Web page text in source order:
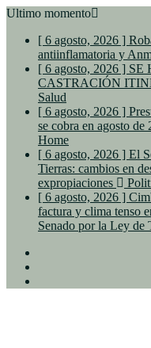
Ultimo momento
[ 6 agosto, 2026 ]
antiinflamatoria y
[ 6 agosto, 2026 ] SE
CASTRACIÓN
Salud
[ 6 agosto, 2026 ]
se cobra en agosto de
Home
[ 6 agosto, 2026 ] El
Tierras: cambios en
expropiaciones
[ 6 agosto, 2026 ]
factura y clima tenso
Senado por la Ley de